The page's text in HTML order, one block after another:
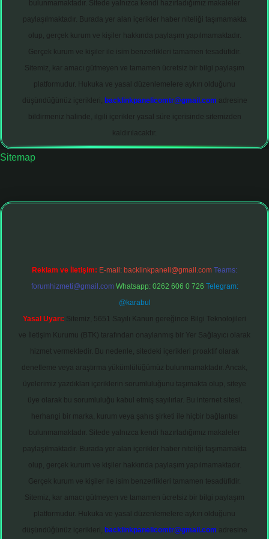
bulunmamaktadır. Sitede yalnızca kendi hazırladığımız makaleler
paylaşılmaktadır. Burada yer alan içerikler haber niteliği taşımamakta
olup, gerçek kurum ve kişiler hakkında paylaşım yapılmamaktadır.
Gerçek kurum ve kişiler ile isim benzerlikleri tamamen tesadüfidir.
Sitemiz, kar amacı gütmeyen ve tamamen ücretsiz bir bilgi paylaşım
platformudur. Hukuka ve yasal düzenlemelere aykırı olduğunu
düşündüğünüz içerikleri, backlinkpanelicomtr@gmail.com adresine
bildirmeniz halinde, ilgili içerikler yasal süre içerisinde sitemizden
kaldırılacaktır.
Sitemap
Reklam ve İletişim: E-mail: backlinkpaneli@gmail.com Teams:
forumhizmeti@gmail.com Whatsapp: 0262 606 0 726 Telegram:
@karabul
Yasal Uyarı: Sitemiz, 5651 Sayılı Kanun gereğince Bilgi Teknolojileri
ve İletişim Kurumu (BTK) tarafından onaylanmış bir Yer Sağlayıcı olarak
hizmet vermektedir. Bu nedenle, sitedeki içerikleri proaktif olarak
denetleme veya araştırma yükümlülüğümüz bulunmamaktadır. Ancak,
üyelerimiz yazdıkları içeriklerin sorumluluğunu taşımakta olup, siteye
üye olarak bu sorumluluğu kabul etmiş sayılırlar. Bu internet sitesi,
herhangi bir marka, kurum veya şahıs şirketi ile hiçbir bağlantısı
bulunmamaktadır. Sitede yalnızca kendi hazırladığımız makaleler
paylaşılmaktadır. Burada yer alan içerikler haber niteliği taşımamakta
olup, gerçek kurum ve kişiler hakkında paylaşım yapılmamaktadır.
Gerçek kurum ve kişiler ile isim benzerlikleri tamamen tesadüfidir.
Sitemiz, kar amacı gütmeyen ve tamamen ücretsiz bir bilgi paylaşım
platformudur. Hukuka ve yasal düzenlemelere aykırı olduğunu
düşündüğünüz içerikleri, backlinkpanelicomtr@gmail.com adresine